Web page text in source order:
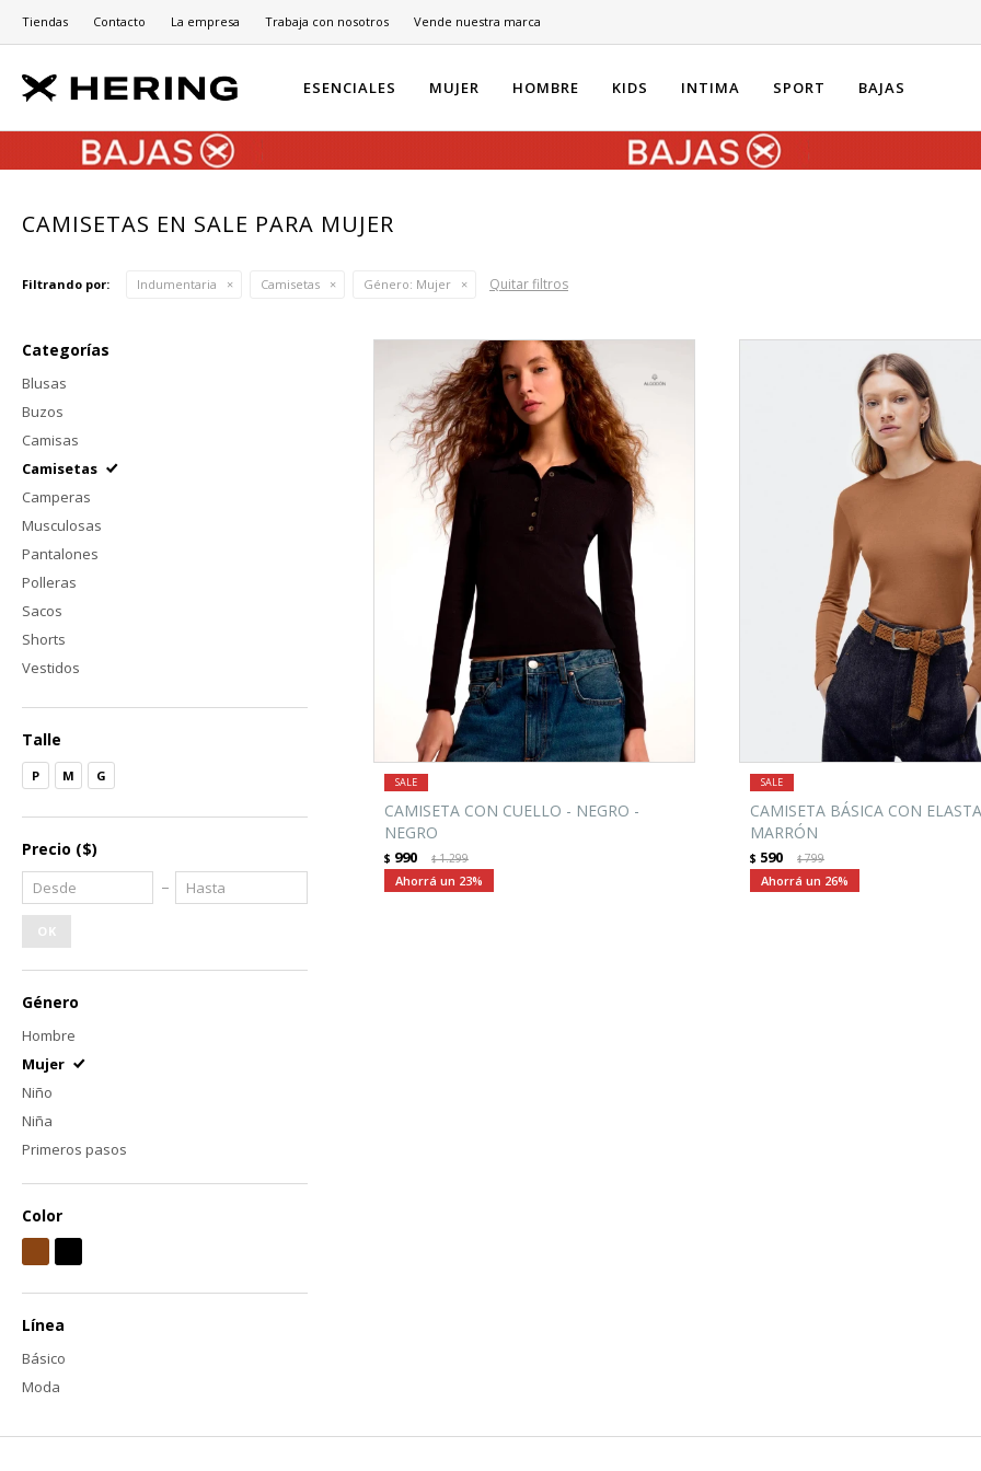
ESENCIALES MUJER HOMBRE KIDS INTIMA SPORT BAJAS
Tiendas Contacto La empresa Trabaja con nosotros Vende nuestra marca
CAMISETAS EN SALE PARA MUJER
Filtrando por: Indumentaria Camisetas Género: Mujer Quitar filtros
CAMISETA CON CUELLO - NEGRO -
NEGRO
$ 990 $1.299
23
CAMISETA BÁSICA CON
MARRÓN
$ 590 $799
26
Categorías
Blusas
Buzos
Camisas
Camisetas
Camperas
Musculosas
Pantalones
Polleras
Sacos
Shorts
Vestidos
Talle
P M G
Precio ($)
OK
Género
Hombre
Mujer
Niño
Niña
Primeros pasos
Color
Línea
Básico
Moda